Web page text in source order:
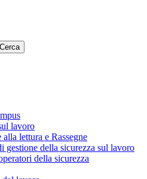
Cerca
lavoro
lettura e Rassegne
della sicurezza sul lavoro
della sicurezza